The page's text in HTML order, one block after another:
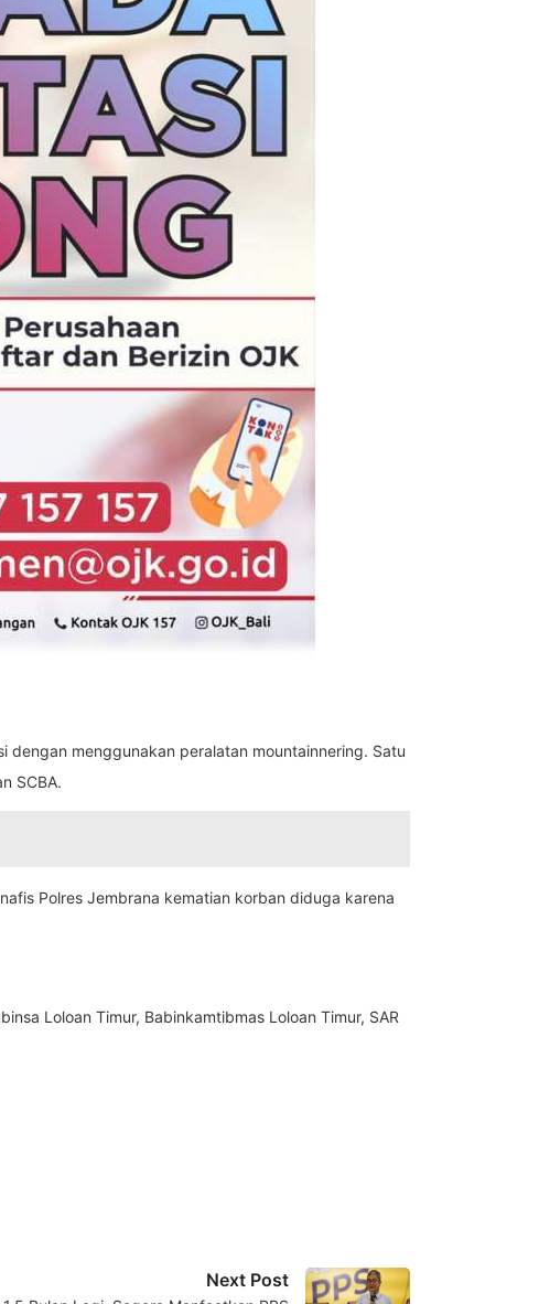
menggunakan peralatan mountainnering. Satu
SCBA.
Polres Jembrana kematian korban diduga karena
Loloan Timur, Babinkamtibmas Loloan Timur, SAR
Next Post